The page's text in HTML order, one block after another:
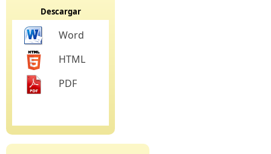
Descargar
Word
HTML
PDF